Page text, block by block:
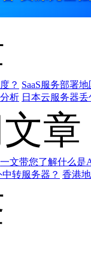
？ SaaS服务部署
析 日本云服务器
章
一文带您了解什么是
转服务器？ 香港